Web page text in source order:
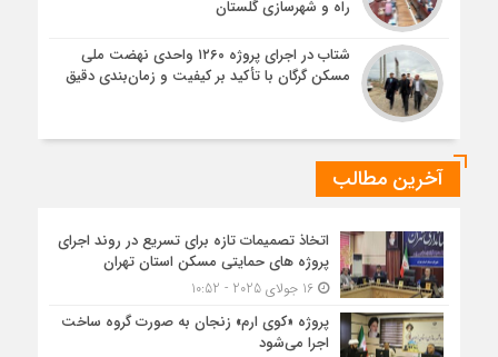
راه و شهرسازی گلستان
شتاب در اجرای پروژه ۱۲۶۰ واحدی نهضت ملی
مسکن گرگان با تأکید بر کیفیت و زمان‌بندی دقیق
آخرین مطالب
اتخاذ تصمیمات تازه برای تسریع در روند اجرای
پروژه های حمایتی مسکن استان تهران
16 جولای 2025 - 10:52
پروژه «کوی ارم» زنجان به صورت گروه ساخت
اجرا می‌شود